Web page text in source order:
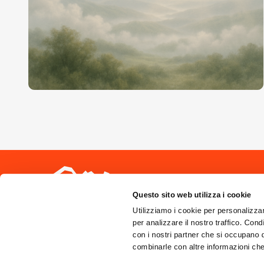
Questo sito web utilizza i cookie
Utilizziamo i cookie per
per analizzare il nostro traffico.
con i nostri partner che si occupano
combinarle con altre informazioni
Seguici sui social